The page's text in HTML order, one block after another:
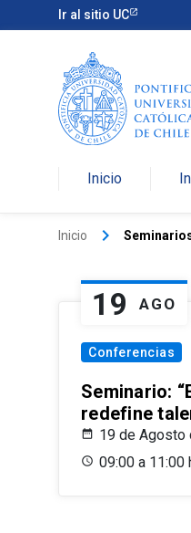
Ir al sitio UC
Inicio
Inicio keyboard_arrow_right
19 AGO
Conferencias
Seminario:
redefine
19 de Agosto
09:00 a 11:00